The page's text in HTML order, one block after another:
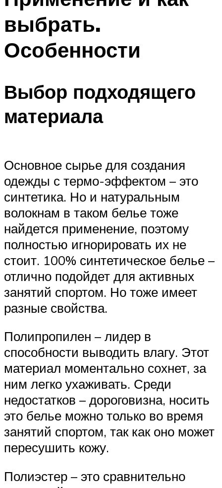
выбрать.
Особенности
Выбор подходящего
материала
Основное сырье для создания
одежды с термо-эффектом – это
синтетика. Но и натуральным
волокнам в таком белье тоже
найдется применение, поэтому
полностью игнорировать их не
стоит. 100% синтетическое белье –
отлично подойдет для активных
занятий спортом. Но тоже имеет
разные свойства.
Полипропилен – лидер в
способности выводить влагу. Этот
материал моментально сохнет, за
ним легко ухаживать. Среди
недостатков – дороговизна, носить
это белье можно только во время
занятий спортом, так как оно может
пересушить кожу.
Полиэстер – это сравнительно